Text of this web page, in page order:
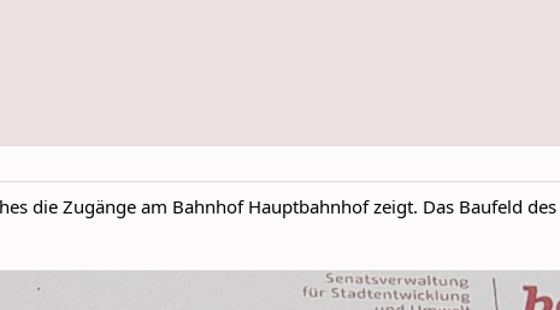
die Zugänge am Bahnhof Hauptbahnhof zeigt. Das Baufeld des